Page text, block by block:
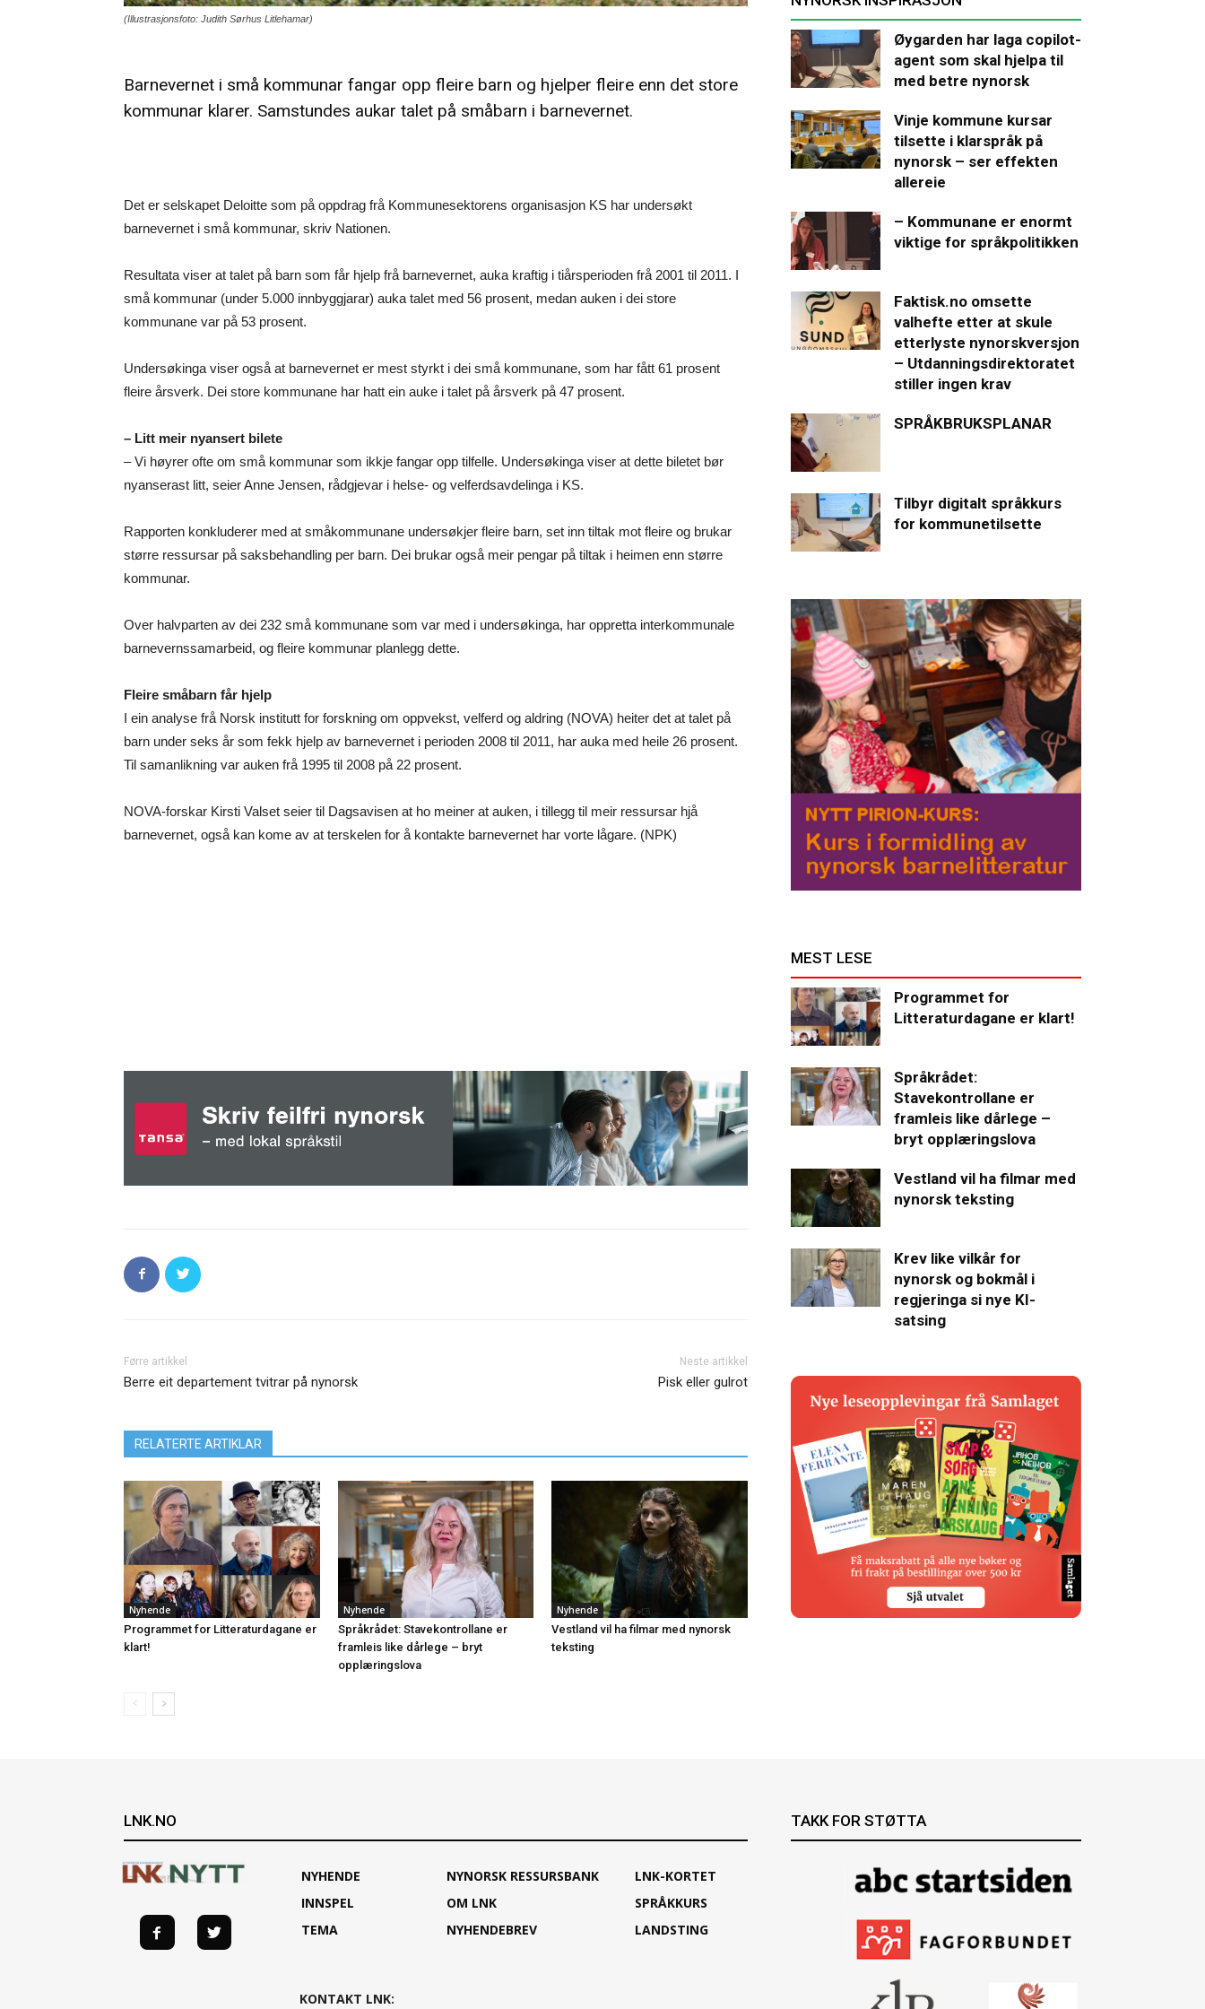
(Illustrasjonsfoto: Judith Sørhus Litlehamar)
Barnevernet i små kommunar fangar opp fleire barn og hjelper fleire enn det store
kommunar klarer. Samstundes aukar talet på småbarn i barnevernet.
Det er selskapet Deloitte som på oppdrag frå Kommunesektorens organisasjon KS har undersøkt
barnevernet i små kommunar, skriv Nationen.
Resultata viser at talet på barn som får hjelp frå barnevernet, auka kraftig i tiårsperioden frå 2001 til 2011. I
små kommunar (under 5.000 innbyggjarar) auka talet med 56 prosent, medan auken i dei store
kommunane var på 53 prosent.
Undersøkinga viser også at barnevernet er mest styrkt i dei små kommunane, som har fått 61 prosent
fleire årsverk. Dei store kommunane har hatt ein auke i talet på årsverk på 47 prosent.
– Litt meir nyansert bilete
– Vi høyrer ofte om små kommunar som ikkje fangar opp tilfelle. Undersøkinga viser at dette biletet bør
nyanserast litt, seier Anne Jensen, rådgjevar i helse- og velferdsavdelinga i KS.
Rapporten konkluderer med at småkommunane undersøkjer fleire barn, set inn tiltak mot fleire og brukar
større ressursar på saksbehandling per barn. Dei brukar også meir pengar på tiltak i heimen enn større
kommunar.
Over halvparten av dei 232 små kommunane som var med i undersøkinga, har oppretta interkommunale
barnevernssamarbeid, og fleire kommunar planlegg dette.
Fleire småbarn får hjelp
I ein analyse frå Norsk institutt for forskning om oppvekst, velferd og aldring (NOVA) heiter det at talet på
barn under seks år som fekk hjelp av barnevernet i perioden 2008 til 2011, har auka med heile 26 prosent.
Til samanlikning var auken frå 1995 til 2008 på 22 prosent.
NOVA-forskar Kirsti Valset seier til Dagsavisen at ho meiner at auken, i tillegg til meir ressursar hjå
barnevernet, også kan kome av at terskelen for å kontakte barnevernet har vorte lågare. (NPK)
Førre artikkel
Berre eit departement tvitrar på nynorsk
Neste artikkel
Pisk eller gulrot
RELATERTE ARTIKLAR
Nyhende
Programmet for Litteraturdagane er
klart!
Nyhende
Språkrådet: Stavekontrollane er
framleis like dårlege – bryt
opplæringslova
Nyhende
Vestland vil ha filmar med nynorsk
teksting
Øygarden har laga copilot-
agent som skal hjelpa til
med betre nynorsk
Vinje kommune kursar
tilsette i klarspråk på
nynorsk – ser effekten
allereie
– Kommunane er enormt
viktige for språkpolitikken
Faktisk.no omsette
valhefte etter at skule
etterlyste nynorskversjon
– Utdanningsdirektoratet
stiller ingen krav
SPRÅKBRUKSPLANAR
Tilbyr digitalt språkkurs
for kommunetilsette
MEST LESE
Programmet for
Litteraturdagane er klart!
Språkrådet:
Stavekontrollane er
framleis like dårlege –
bryt opplæringslova
Vestland vil ha filmar med
nynorsk teksting
Krev like vilkår for
nynorsk og bokmål i
regjeringa si nye KI-
satsing
LNK.NO
NYHENDE
INNSPEL
TEMA
NYNORSK RESSURSBANK
OM LNK
NYHENDEBREV
LNK-KORTET
SPRÅKKURS
LANDSTING
KONTAKT LNK:
TAKK FOR STØTTA